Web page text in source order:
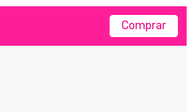
Comprar